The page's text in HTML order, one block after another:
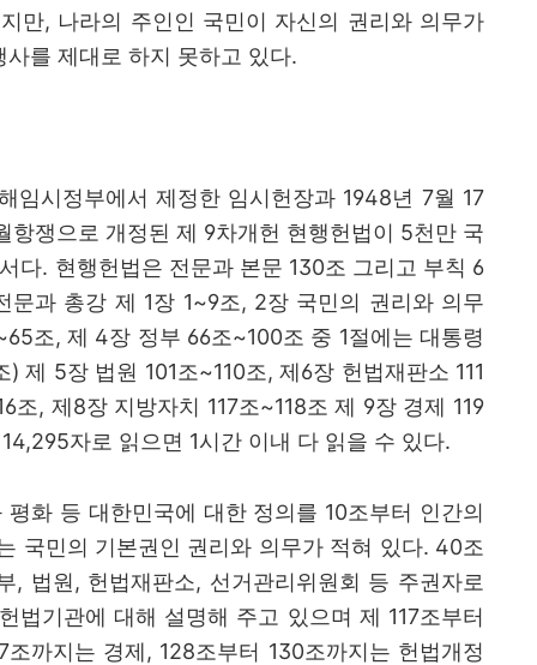
만, 나라의 주인인 국민이 자신의 권리와 의무가
를 제대로 하지 못하고 있다.
임시정부에서 제정한 임시헌장과 1948년 7월 17
항쟁으로 개정된 제 9차개헌 현행헌법이 5천만 국
다. 현행헌법은 전문과 본문 130조 그리고 부칙 6
문과 총강 제 1장 1~9조, 2장 국민의 권리와 의무
조, 제 4장 정부 66조~100조 중 1절에는 대통령
)제 5장 법원 101조~110조,제6장 헌법재판소 111
조, 제8장 지방자치 117조~118조 제 9장 경제 119
14,295자로 읽으면 1시간 이내 다 읽을 수 있다.
평화 등 대한민국에 대한 정의를 10조부터 인간의
국민의 기본권인 권리와 의무가 적혀 있다. 40조
, 법원 , 헌법재판소, 선거관리위원회 등 주권자로
법기관에 대해 설명해 주고 있으며 제 117조부터
조까지는 경제, 128조부터 130조까지는 헌법개정